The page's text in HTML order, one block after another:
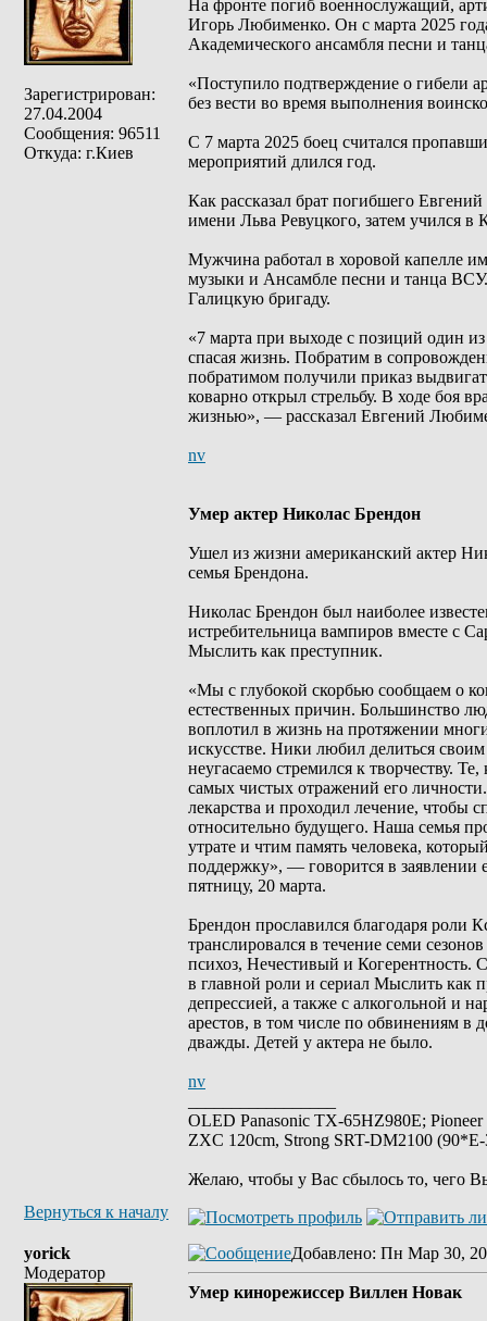
Зарегистрирован:
27.04.2004
Сообщения: 96511
Откуда: г.Киев
На фронте погиб военнослужащий,
Игорь Любименко. Он с марта 2025
Академического ансамбля песни и
«Поступило подтверждение о гибели
без вести во время выполнения
С 7 марта 2025 боец считался
мероприятий длился год.
Как рассказал брат погибшего
имени Льва Ревуцкого, затем учился
Мужчина работал в хоровой капелле
музыки и Ансамбле песни и танца
Галицкую бригаду.
«7 марта при выходе с позиций один
спасая жизнь. Побратим в
побратимом получили приказ
коварно открыл стрельбу. В ходе боя
жизнью», — рассказал Евгений
nv
Умер актер Николас Брендон
Ушел из жизни американский актер
семья Брендона.
Николас Брендон был наиболее
истребительница вампиров вместе с
Мыслить как преступник.
«Мы с глубокой скорбью сообщаем о
естественных причин. Большинство
воплотил в жизнь на протяжении
искусстве. Ники любил делиться
неугасаемо стремился к творчеству.
самых чистых отражений его
лекарства и проходил лечение, чтобы
относительно будущего. Наша семья
утрате и чтим память человека,
поддержку», — говорится в заявлении
пятницу, 20 марта.
Брендон прославился благодаря роли
транслировался в течение семи
психоз, Нечестивый и Когерентность.
в главной роли и сериал Мыслить как
депрессией, а также с алкогольной и
арестов, в том числе по обвинениям
дважды. Детей у актера не было.
nv
OLED Panasonic TX-65HZ980E;
ZXC 120cm, Strong SRT-DM2100
Желаю, чтобы у Вас сбылось то, чего
Вернуться к началу
yorick
Модератор
Добавлено: Пн Мар 30,
Умер кинорежиссер Виллен Новак